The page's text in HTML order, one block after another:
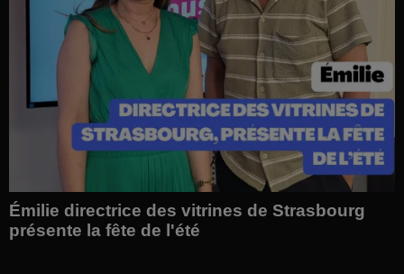
Émilie directrice des vitrines de Strasbourg
présente la fête de l'été